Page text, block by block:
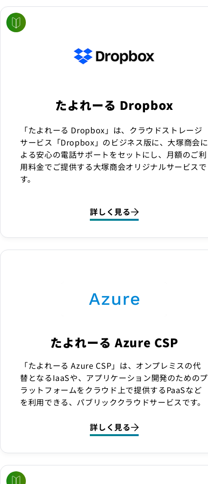
たよれーる Dropbox
「たよれーる Dropbox」は、クラウドストレージ
サービス「Dropbox」のビジネス版に、大塚商会に
よる安心の電話サポートをセットにし、月額のご利
用料金でご提供する大塚商会オリジナルサービスで
す。
詳しく見る
たよれーる Azure CSP
「たよれーる Azure CSP」は、オンプレミスの代
替となるIaaSや、アプリケーション開発のためのプ
ラットフォームをクラウド上で提供するPaaSなど
を利用できる、パブリッククラウドサービスです。
詳しく見る